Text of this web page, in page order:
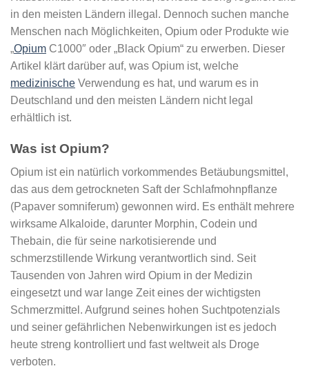
in den meisten Ländern illegal. Dennoch suchen manche
Menschen nach Möglichkeiten, Opium oder Produkte wie
„Opium C1000″ oder „Black Opium“ zu erwerben. Dieser
Artikel klärt darüber auf, was Opium ist, welche
medizinische Verwendung es hat, und warum es in
Deutschland und den meisten Ländern nicht legal
erhältlich ist.
Was ist Opium?
Opium ist ein natürlich vorkommendes Betäubungsmittel,
das aus dem getrockneten Saft der Schlafmohnpflanze
(Papaver somniferum) gewonnen wird. Es enthält mehrere
wirksame Alkaloide, darunter Morphin, Codein und
Thebain, die für seine narkotisierende und
schmerzstillende Wirkung verantwortlich sind. Seit
Tausenden von Jahren wird Opium in der Medizin
eingesetzt und war lange Zeit eines der wichtigsten
Schmerzmittel. Aufgrund seines hohen Suchtpotenzials
und seiner gefährlichen Nebenwirkungen ist es jedoch
heute streng kontrolliert und fast weltweit als Droge
verboten.